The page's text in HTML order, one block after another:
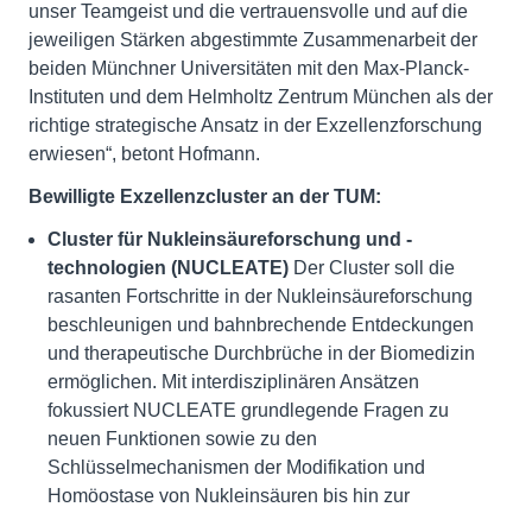
unser Teamgeist und die vertrauensvolle und auf die
jeweiligen Stärken abgestimmte Zusammenarbeit der
beiden Münchner Universitäten mit den Max-Planck-
Instituten und dem Helmholtz Zentrum München als der
richtige strategische Ansatz in der Exzellenzforschung
erwiesen“, betont Hofmann.
Bewilligte Exzellenzcluster an der TUM:
Cluster für Nukleinsäureforschung und -
technologien (NUCLEATE) Der Cluster soll die
rasanten Fortschritte in der Nukleinsäureforschung
beschleunigen und bahnbrechende Entdeckungen
und therapeutische Durchbrüche in der Biomedizin
ermöglichen. Mit interdisziplinären Ansätzen
fokussiert NUCLEATE grundlegende Fragen zu
neuen Funktionen sowie zu den
Schlüsselmechanismen der Modifikation und
Homöostase von Nukleinsäuren bis hin zur